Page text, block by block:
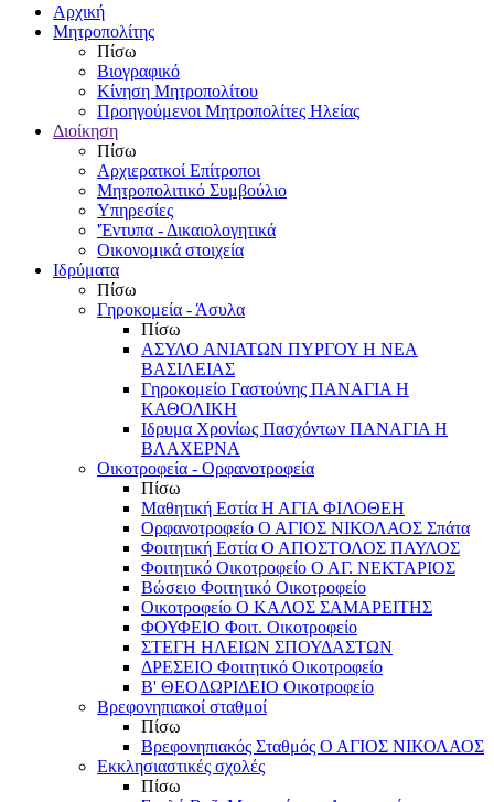
Αρχική
Μητροπολίτης
Πίσω
Βιογραφικό
Κίνηση Μητροπολίτου
Προηγούμενοι Μητροπολίτες Ηλείας
Διοίκηση
Πίσω
Αρχιερατκοί Επίτροποι
Μητροπολιτικό Συμβούλιο
Υπηρεσίες
'Έντυπα - Δικαιολογητικά
Οικονομικά στοιχεία
Ιδρύματα
Πίσω
Γηροκομεία - Άσυλα
Πίσω
ΑΣΥΛΟ ΑΝΙΑΤΩΝ ΠΥΡΓΟΥ Η ΝΕΑ
ΒΑΣΙΛΕΙΑΣ
Γηροκομείο Γαστούνης ΠΑΝΑΓΙΑ Η
ΚΑΘΟΛΙΚΗ
Ιδρυμα Χρονίως Πασχόντων ΠΑΝΑΓΙΑ Η
ΒΛΑΧΕΡΝΑ
Οικοτροφεία - Ορφανοτροφεία
Πίσω
Μαθητική Εστία Η ΑΓΙΑ ΦΙΛΟΘΕΗ
Ορφανοτροφείο Ο ΑΓΙΟΣ ΝΙΚΟΛΑΟΣ Σπάτα
Φοιτητική Εστία Ο ΑΠΟΣΤΟΛΟΣ ΠΑΥΛΟΣ
Φοιτητικό Οικοτροφείο Ο ΑΓ. ΝΕΚΤΑΡΙΟΣ
Βώσειο Φοιτητικό Οικοτροφείο
Οικοτροφείο Ο ΚΑΛΟΣ ΣΑΜΑΡΕΙΤΗΣ
ΦΟΥΦΕΙΟ Φοιτ. Οικοτροφείο
ΣΤΕΓΗ ΗΛΕΙΩΝ ΣΠΟΥΔΑΣΤΩΝ
ΔΡΕΣΕΙΟ Φοιτητικό Οικοτροφείο
Β' ΘΕΟΔΩΡΙΔΕΙΟ Οικοτροφείο
Βρεφονηπιακοί σταθμοί
Πίσω
Βρεφονηπιακός Σταθμός Ο ΑΓΙΟΣ ΝΙΚΟΛΑΟΣ
Εκκλησιαστικές σχολές
Πίσω